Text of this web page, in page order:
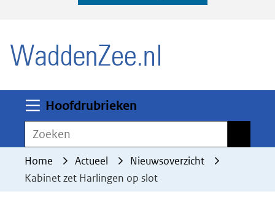
deze
worden
toegestaan
geweigerd.
Hoofdrubrieken
Zoeken
Home Actueel
Nieuwsoverzicht
Kabinet zet Harlingen op slot